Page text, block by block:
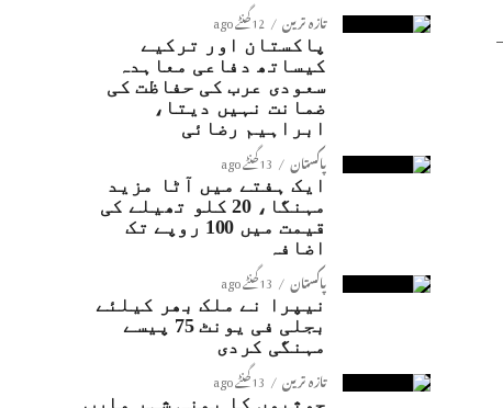
تازہ ترین 12 گھنٹے ago
پاکستان اور ترکیے
کیساتھ دفاعی معاہدہ
سعودی عرب کی حفاظت کی
ضمانت نہیں دیتا،
ابراہیم رضائی
پاکستان 13 گھنٹے ago
ایک ہفتے میں آٹا مزید
مہنگا، 20 کلو تھیلے کی
قیمت میں 100 روپے تک
اضافہ
پاکستان 13 گھنٹے ago
نیپرا نے ملک بھر کیلئے
بجلی فی یونٹ 75 پیسے
مہنگی کردی
تازہ ترین 13 گھنٹے ago
حوثیوں کا یمنی شہر مارب